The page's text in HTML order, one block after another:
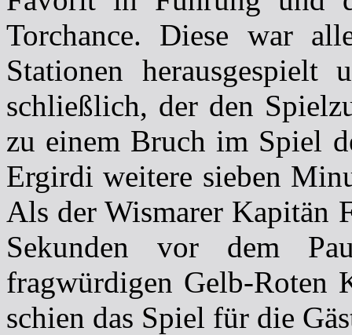
Torchance. Diese war
Stationen herausgespielt
schließlich, der den
zu einem Bruch im Spiel
Ergirdi weitere sieben
Als der Wismarer Kapitän
Sekunden vor dem
fragwürdigen Gelb-Roten
schien das Spiel für die